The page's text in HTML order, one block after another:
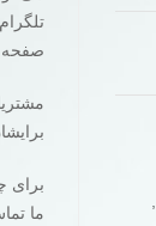
صفحه
برای
ما